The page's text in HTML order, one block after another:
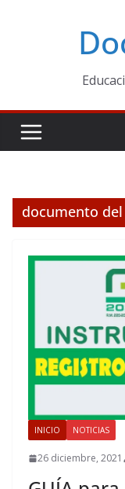
documento
INICIO NOTICIAS
26 diciembre, 2021